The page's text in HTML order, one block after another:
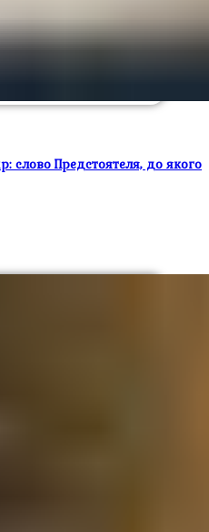
слово Предстоятеля, до якого